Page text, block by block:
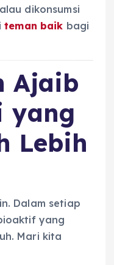
dikonsumsi
teman baik bagi
Ajaib
yang
Lebih
Dalam setiap
yang
Mari kita